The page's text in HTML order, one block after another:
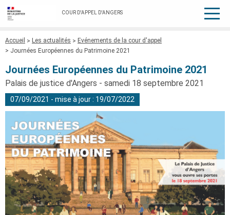
COUR D'APPEL D'ANGERS
Fil
d'Ariane
Accueil Les actualités
Evénements de la cour d'appel
Journées Européennes du Patrimoine 2021
Journées Européennes du Patrimoine 2021
Palais de justice d'Angers - samedi 18 septembre 2021
07/09/2021 - mise à jour : 19/07/2022